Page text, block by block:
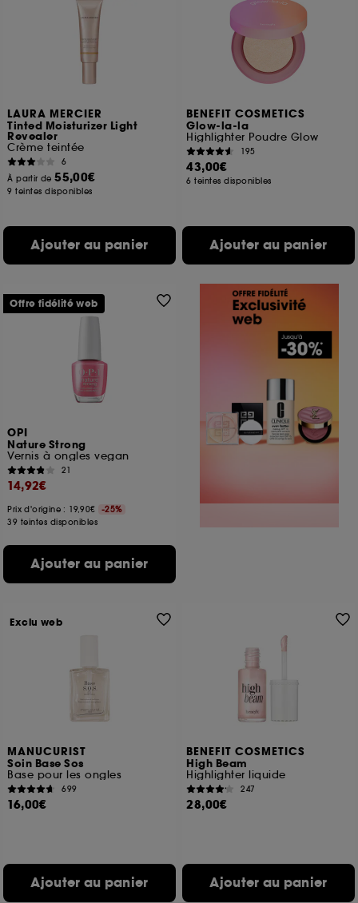
LAURA MERCIER
Tinted Moisturizer Light
Revealer
Crème teintée
6
À partir de55,00€
9 teintes disponibles
Ajouter au panier
BENEFIT COSMETICS
Glow-la-la
Highlighter Poudre Glow
195
43,00€
6 teintes disponibles
Ajouter au panier
OPI
Nature Strong
Vernis à ongles vegan
21
14,92€
Prix d'origine : 19,90€
-25%
39 teintes disponibles
Ajouter au panier
Offre fidélité web
MANUCURIST
Soin Base Sos
Base pour les ongles
699
16,00€
Ajouter au panier
Exclu web
BENEFIT COSMETICS
High Beam
Highlighter liquide
247
28,00€
Ajouter au panier